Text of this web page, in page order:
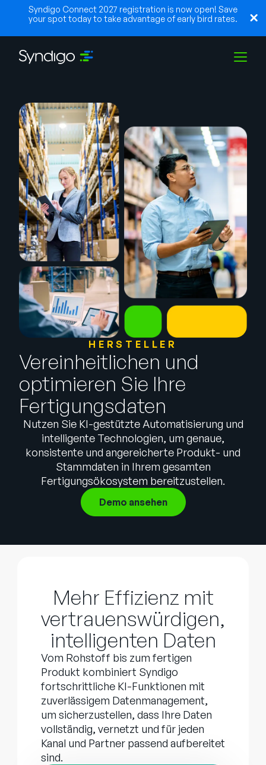
Syndigo Connect 2027 registration is now open! Save
your spot today to take advantage of early bird rates.
Lösungen
Branchen
Partner
Ressourcen
Unternehmen
Vertrieb kontaktieren
SUPPORT
English
German
Français
HERSTELLER
Vereinheitlichen und
optimieren Sie Ihre
Fertigungsdaten
Nutzen Sie KI-gestützte Automatisierung und
intelligente Technologien, um genaue,
konsistente und angereicherte Produkt- und
Stammdaten in Ihrem gesamten
Fertigungsökosystem bereitzustellen.
Demo ansehen
Mehr Effizienz mit
vertrauenswürdigen,
intelligenten Daten
Vom Rohstoff bis zum fertigen
Produkt kombiniert Syndigo
fortschrittliche KI-Funktionen mit
zuverlässigem Datenmanagement,
um sicherzustellen, dass Ihre Daten
vollständig, vernetzt und für jeden
Kanal und Partner passend aufbereitet
sind.